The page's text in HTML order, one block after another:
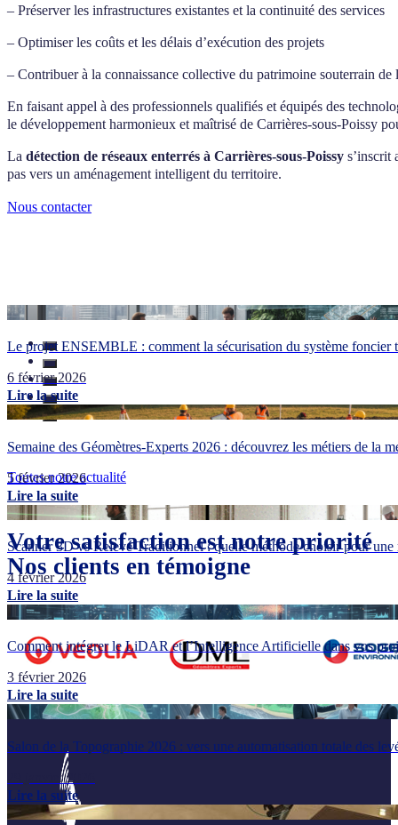
– Préserver les infrastructures existantes et la continuité des services
– Optimiser les coûts et les délais d’exécution des projets
– Contribuer à la connaissance collective du patrimoine souterrain de
En faisant appel à des professionnels qualifiés et équipés des
le développement harmonieux et maîtrisé de Carrières-sous-Poissy
La détection de réseaux enterrés à Carrières-sous-Poissy s’inscrit
pas vers un aménagement intelligent du territoire.
Nous contacter
Le projet ENSEMBLE : comment la sécurisation du système foncier
6 février 2026
Lire la suite
Semaine des Géomètres-Experts 2026 : découvrez les métiers de la
5 février 2026
Lire la suite
Scanner 3D vs Relevé Traditionnel : quelle méthode choisir pour
4 février 2026
Lire la suite
Comment intégrer le LiDAR et l’Intelligence Artificielle dans vos
3 février 2026
Lire la suite
Salon de la Topographie 2026 : vers une automatisation totale des
29 janvier 2026
Lire la suite
Toutes notre actualité
Votre satisfaction est notre priorité
Nos clients en témoigne